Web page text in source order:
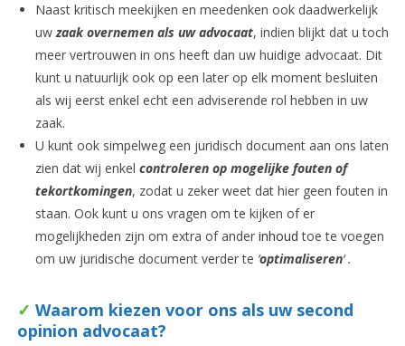
Naast kritisch meekijken en meedenken ook daadwerkelijk
uw zaak overnemen als uw advocaat, indien blijkt dat u toch
meer vertrouwen in ons heeft dan uw huidige advocaat. Dit
kunt u natuurlijk ook op een later op elk moment besluiten
als wij eerst enkel echt een adviserende rol hebben in uw
zaak.
U kunt ook simpelweg een juridisch document aan ons laten
zien dat wij enkel controleren op mogelijke fouten of
tekortkomingen, zodat u zeker weet dat hier geen fouten in
staan. Ook kunt u ons vragen om te kijken of er
mogelijkheden zijn om extra of ander inhoud toe te voegen
om uw juridische document verder te ‘optimaliseren‘ .
✓ Waarom kiezen voor ons als uw second
opinion advocaat?